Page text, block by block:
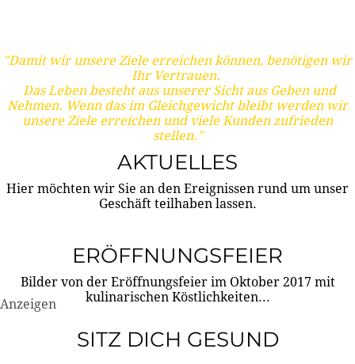
"Damit wir unsere Ziele erreichen können, benötigen wir
Ihr Vertrauen.
Das Leben besteht aus unserer Sicht aus Geben und
Nehmen. Wenn das im Gleichgewicht bleibt werden wir
unsere Ziele erreichen und viele Kunden zufrieden
stellen."
AKTUELLES
Hier möchten wir Sie an den Ereignissen rund um unser
Geschäft teilhaben lassen.
ERÖFFNUNGSFEIER
Bilder von der Eröffnungsfeier im Oktober 2017 mit
kulinarischen Köstlichkeiten...
Anzeigen
SITZ DICH GESUND